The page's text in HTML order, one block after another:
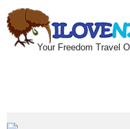
Your Freedom Travel